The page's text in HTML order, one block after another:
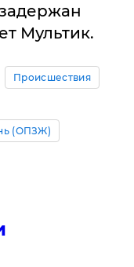
Мультик.
Происшествия
(ОПЗЖ)